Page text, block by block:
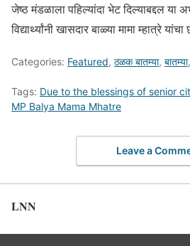
जेष्ठ मंडळाला पहिल्यांदा भेट दिल्याबद्दल या
विद्यार्थ्यांनी खासदार बाळ्या मामा म्हात्रे
Categories: Featured, ठळक बातम्या, बातम्या,
Tags: Due to the blessings of senior
MP Balya Mama Mhatre
Leave a
LNN